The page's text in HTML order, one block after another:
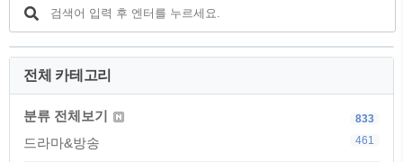
전체 카테고리
분류 전체보기 833
드라마&방송 461